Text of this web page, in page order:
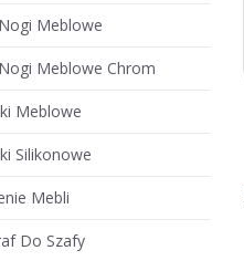
Meblowe
Meblowe Chrom
Meblowe
Silikonowe
Mebli
Do Szafy